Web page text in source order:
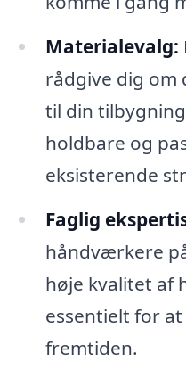
Materialevalg:
rådgive dig om
til din
holdbare og
eksisterende
Faglig
håndværkere
høje kvalitet af
essentielt for
fremtiden.